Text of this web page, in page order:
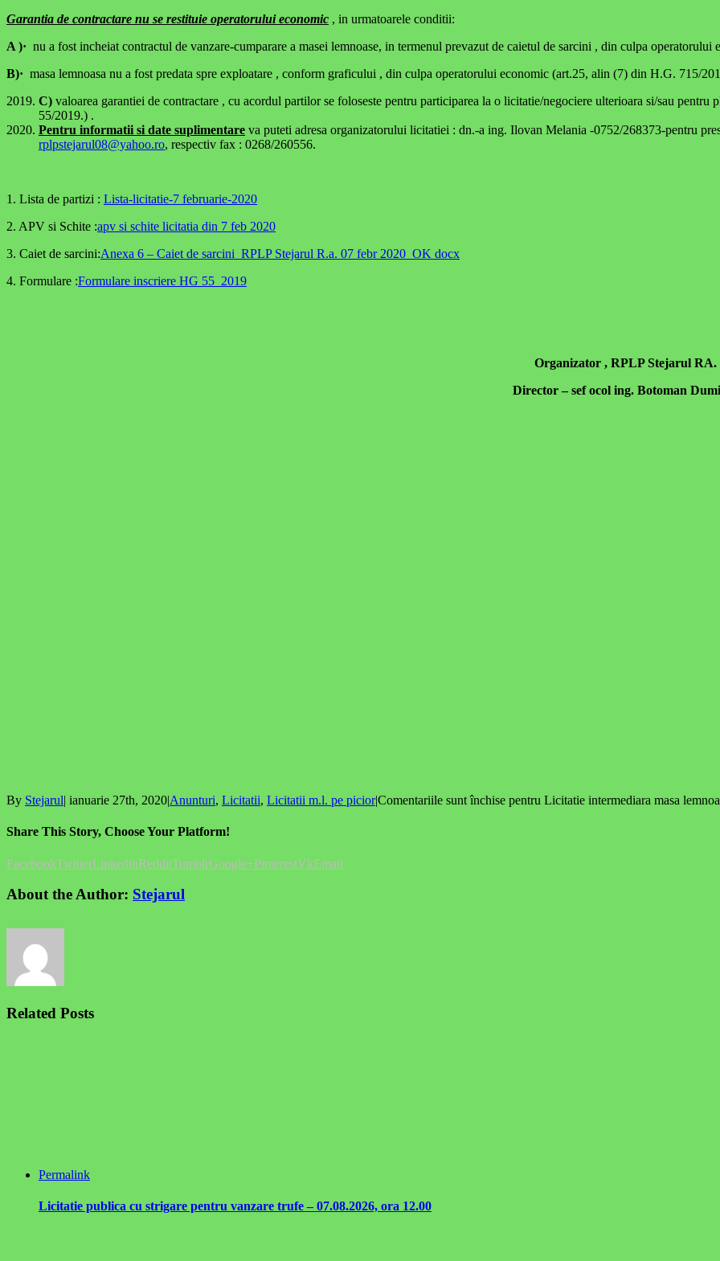
Garantia de contractare nu se restituie operatorului economic , in urmatoarele conditii:
A )· nu a fost incheiat contractul de vanzare-cumparare a masei lemnoase, in termenul prevazut de caietul de sarcini , din culpa
B)· masa lemnoasa nu a fost predata spre exploatare , conform graficului , din culpa operatorului economic (art.25, alin (7) din H.G. 715/
C) valoarea garantiei de contractare , cu acordul partilor se foloseste pentru participarea la o licitatie/negociere ulterioara si/sau
55/2019.) .
Pentru informatii si date suplimentare va puteti adresa organizatorului licitatiei : dn.-a ing. Ilovan Melania -0752/268373-pentru
rplpstejarul08@yahoo.ro, respectiv fax : 0268/260556.
1. Lista de partizi : Lista-licitatie-7 februarie-2020
2. APV si Schite :apv si schite licitatia din 7 feb 2020
3. Caiet de sarcini:Anexa 6 – Caiet de sarcini_RPLP Stejarul R.a. 07 febr 2020_OK docx
4. Formulare :Formulare inscriere HG 55_2019
Organizator , RPLP Stejarul RA.
Director – sef ocol ing. Botoman
By Stejarul| ianuarie 27th, 2020|Anunturi, Licitatii, Licitatii m.l. pe picior|Comentariile sunt închise pentru Licitatie intermediara masa
Share This Story, Choose Your Platform!
FacebookTwitterLinkedinRedditTumblrGoogle+PinterestVkEmail
About the Author: Stejarul
Related Posts
Permalink
Licitatie publica cu strigare pentru vanzare trufe – 07.08.2026, ora 12.00